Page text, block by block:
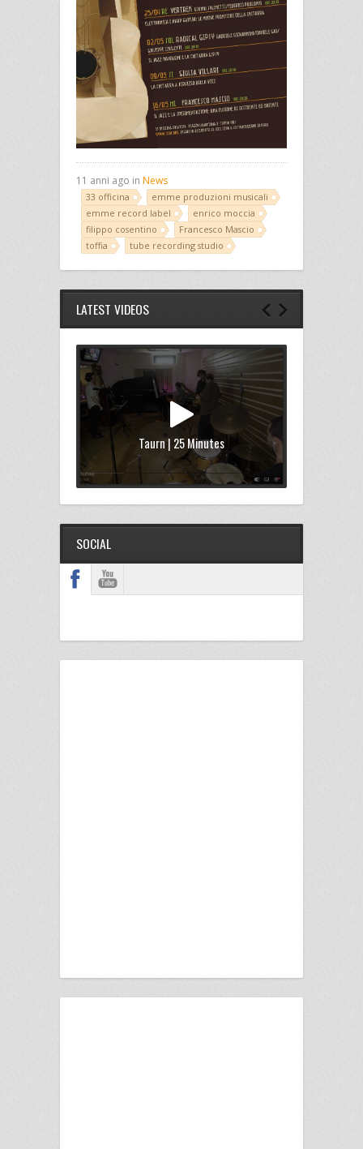
11 anni ago in News
33 officina
emme produzioni musicali
emme record label
enrico moccia
filippo cosentino
Francesco Mascio
toffia
tube recording studio
LATEST VIDEOS
Taurn | 25 Minutes
SOCIAL